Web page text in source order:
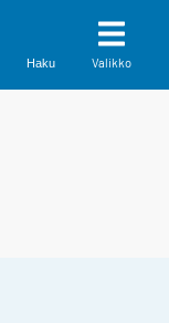
Haku Valikko